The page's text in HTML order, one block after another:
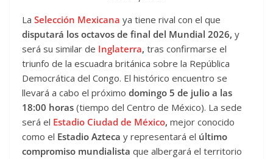
La Selección Mexicana ya tiene rival con el que
disputará los octavos de final del Mundial 2026, y
será su similar de Inglaterra, tras confirmarse el
triunfo de la escuadra británica sobre la República
Democrática del Congo. El histórico encuentro se
llevará a cabo el próximo domingo 5 de julio a las
18:00 horas (tiempo del Centro de México). La sede
será el Estadio Ciudad de México, mejor conocido
como el Estadio Azteca y representará el último
compromiso mundialista que albergará el territorio